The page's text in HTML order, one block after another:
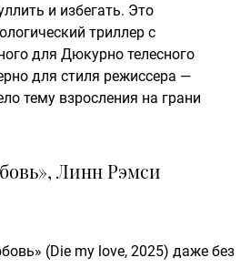
и избегать. Это
триллер с
для Дюкурно телесного
для стиля режиссера —
тему взросления на грани
Линн Рэмси
(Die my love, 2025) даже без